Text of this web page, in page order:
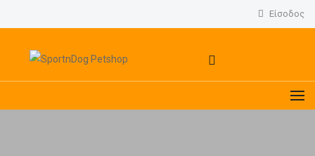
Είσοδος